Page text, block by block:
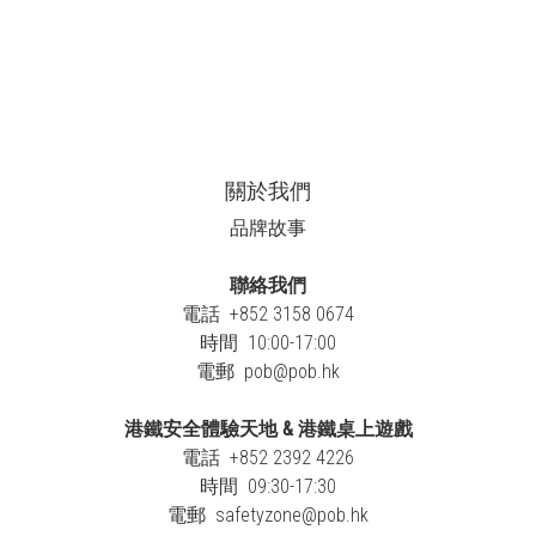
關於我們
品牌故事
聯絡我們
電話 +852 3158 0674
時間 10:00-17:00
電郵 pob@pob.hk
港鐵安全體驗天地 & 港鐵桌上遊戲
電話 +852 2392 4226
時間 09:30-17:30
電郵 safetyzone@pob.hk